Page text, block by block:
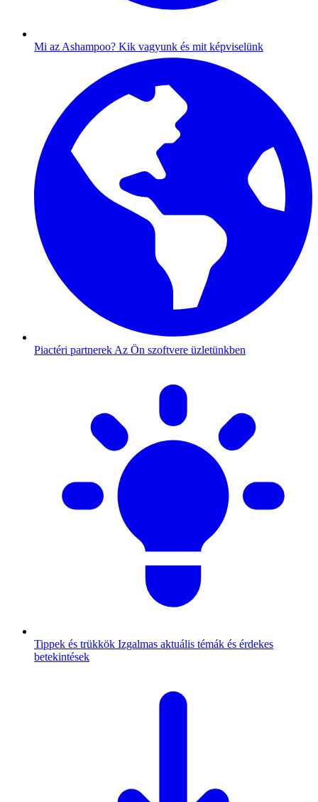
Mi az Ashampoo? Kik vagyunk és mit képviselünk
Piactéri partnerek Az Ön szoftvere üzletünkben
Tippek és trükkök Izgalmas aktuális témák és érdekes
betekintések